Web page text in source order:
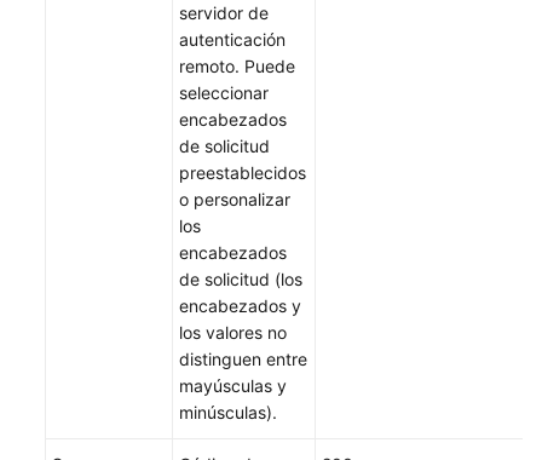
servidor de
autenticación
remoto. Puede
seleccionar
encabezados
de solicitud
preestablecidos
o personalizar
los
encabezados
de solicitud (los
encabezados y
los valores no
distinguen entre
mayúsculas y
minúsculas).